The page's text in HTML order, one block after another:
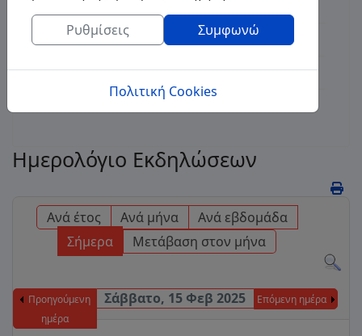
Διαγωνισμοί
Δημοτικές Επιχειρήσεις
Τοποθεσία
Ημερολόγιο Εκδηλώσεων
Ανά έτος Ανά μήνα
Ανά εβδομάδα
Σήμερα
Μετάβαση στον μήνα
Προηγούμενη
ημέρα
Σάββατο, 15 Φεβ 2025 Επόμενη ημέρα
Ρυθμίσεις Συμφωνώ
Πολιτική Cookies